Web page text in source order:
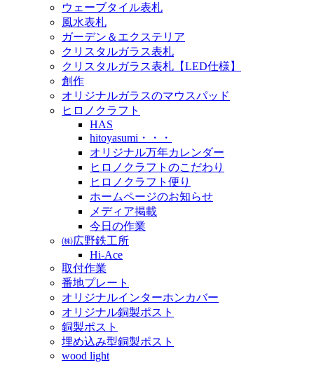
ウェーブタイル表札
風水表札
ガーデン＆エクステリア
クリスタルガラス表札
クリスタルガラス表札【LED仕様】
創作
オリジナルガラスのマウスパッド
ヒロノクラフト
HAS
hitoyasumi・・・
オリジナル万年カレンダー
ヒロノクラフトのこだわり
ヒロノクラフト便り
ホームページのお知らせ
メディア掲載
今日の作業
㈱広野鉄工所
Hi-Ace
取付作業
番地プレート
オリジナルインターホンカバー
オリジナル銅製ポスト
銅製ポスト
埋め込み型銅製ポスト
wood light